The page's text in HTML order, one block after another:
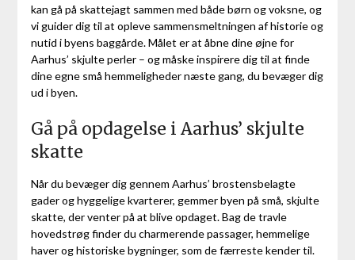
kan gå på skattejagt sammen med både børn og voksne, og
vi guider dig til at opleve sammensmeltningen af historie og
nutid i byens baggårde. Målet er at åbne dine øjne for
Aarhus’ skjulte perler – og måske inspirere dig til at finde
dine egne små hemmeligheder næste gang, du bevæger dig
ud i byen.
Gå på opdagelse i Aarhus’ skjulte
skatte
Når du bevæger dig gennem Aarhus’ brostensbelagte
gader og hyggelige kvarterer, gemmer byen på små, skjulte
skatte, der venter på at blive opdaget. Bag de travle
hovedstrøg finder du charmerende passager, hemmelige
haver og historiske bygninger, som de færreste kender til.